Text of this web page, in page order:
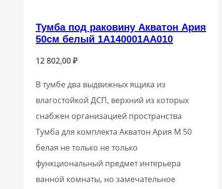
Тумба под раковину Акватон Ария
50см белый 1A140001AA010
12 802,00₽
В тумбе два выдвижных ящика из
влагостойкой ДСП, верхний из которых
снабжен организацией пространства
Тумба для комплекта Акватон Ария М 50
белая не только не только
функциональный предмет интерьера
ванной комнаты, но замечательное